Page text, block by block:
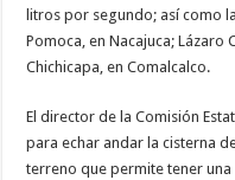
litros por segundo; así como
Pomoca, en Nacajuca; Lázaro
Chichicapa, en Comalcalco.
El director de la Comisión
para echar andar la cisterna
terreno que permite tener